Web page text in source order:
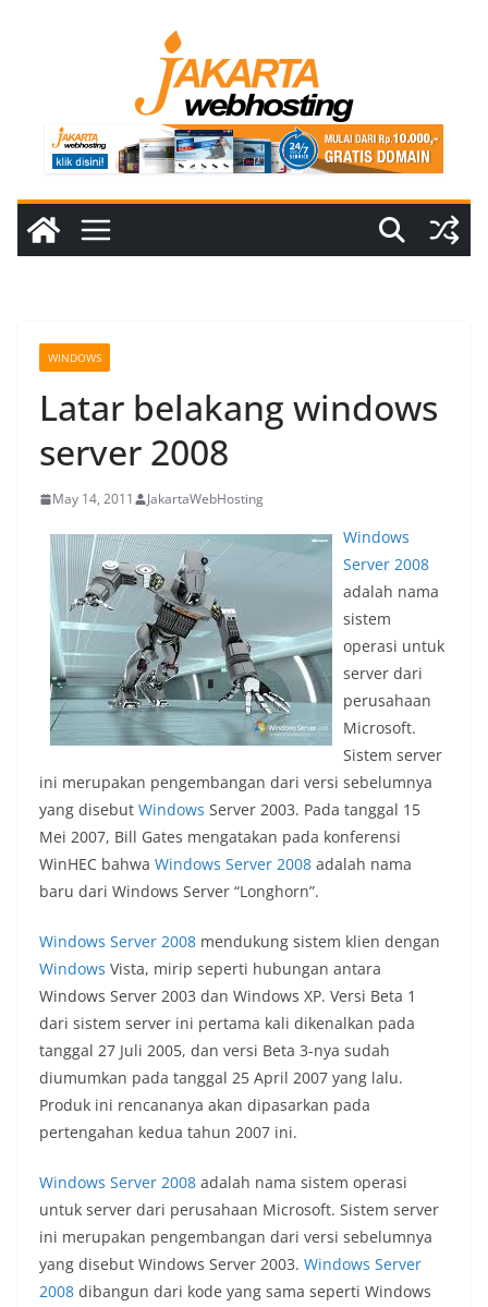
WINDOWS
Latar belakang windows
server 2008
May 14, 2011 JakartaWebHosting
Windows
Server 2008
adalah nama
sistem
operasi untuk
server dari
perusahaan
Microsoft.
Sistem server
ini merupakan pengembangan dari versi sebelumnya
yang disebut Windows Server 2003. Pada tanggal 15
Mei 2007, Bill Gates mengatakan pada konferensi
WinHEC bahwa Windows Server 2008 adalah nama
baru dari Windows Server “Longhorn”.
Windows Server 2008 mendukung sistem klien dengan
Windows Vista, mirip seperti hubungan antara
Windows Server 2003 dan Windows XP. Versi Beta 1
dari sistem server ini pertama kali dikenalkan pada
tanggal 27 Juli 2005, dan versi Beta 3-nya sudah
diumumkan pada tanggal 25 April 2007 yang lalu.
Produk ini rencananya akan dipasarkan pada
pertengahan kedua tahun 2007 ini.
Windows Server 2008 adalah nama sistem operasi
untuk server dari perusahaan Microsoft. Sistem server
ini merupakan pengembangan dari versi sebelumnya
yang disebut Windows Server 2003. Windows Server
2008 dibangun dari kode yang sama seperti Windows